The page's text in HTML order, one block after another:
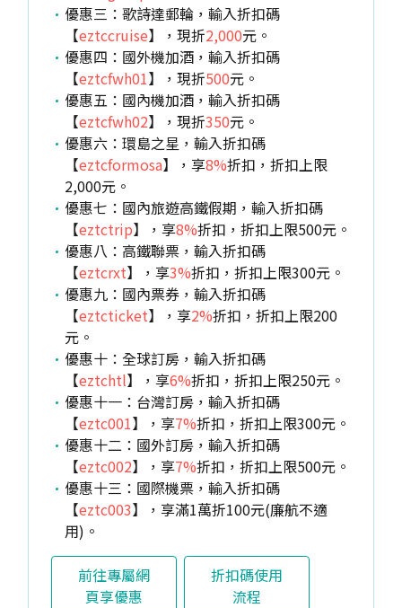
優惠三：歌詩達郵輪，輸入折扣碼
【eztccruise】，現折2,000元。
優惠四：國外機加酒，輸入折扣碼
【eztcfwh01】，現折500元。
優惠五：國內機加酒，輸入折扣碼
【eztcfwh02】，現折350元。
優惠六：環島之星，輸入折扣碼
【eztcformosa】，享8%折扣，折扣上限
2,000元。
優惠七：國內旅遊高鐵假期，輸入折扣碼
【eztctrip】，享8%折扣，折扣上限500元。
優惠八：高鐵聯票，輸入折扣碼
【eztcrxt】，享3%折扣，折扣上限300元。
優惠九：國內票券，輸入折扣碼
【eztcticket】，享2%折扣，折扣上限200
元。
優惠十：全球訂房，輸入折扣碼
【eztchtl】，享6%折扣，折扣上限250元。
優惠十一：台灣訂房，輸入折扣碼
【eztc001】，享7%折扣，折扣上限300元。
優惠十二：國外訂房，輸入折扣碼
【eztc002】，享7%折扣，折扣上限500元。
優惠十三：國際機票，輸入折扣碼
【eztc003】，享滿1萬折100元(廉航不適
用)。
前往專屬網
頁享優惠
折扣碼使用
流程